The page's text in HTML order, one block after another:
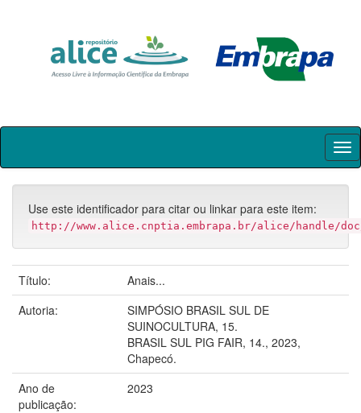
Skip
Use este identificador para citar ou linkar para este item:
http://www.alice.cnptia.embrapa.br/alice/handle/doc/
Título:
Anais...
Autoria:
SIMPÓSIO BRASIL SUL DE
SUINOCULTURA, 15.
BRASIL SUL PIG FAIR, 14., 2023,
Chapecó.
Ano de
publicação:
2023